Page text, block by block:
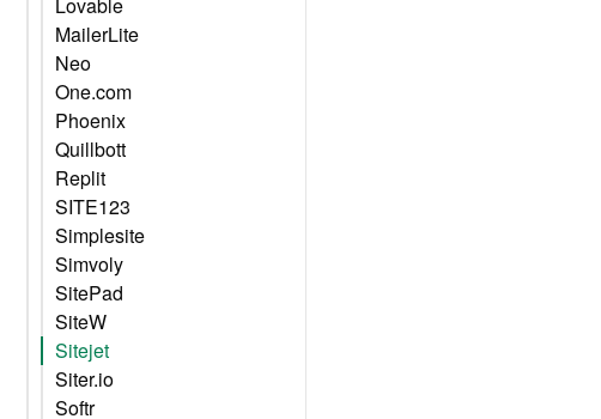
MailerLite
Neo
One.com
Phoenix
Quillbott
Replit
SITE123
Simplesite
Simvoly
SitePad
SiteW
Sitejet
Siter.io
Softr